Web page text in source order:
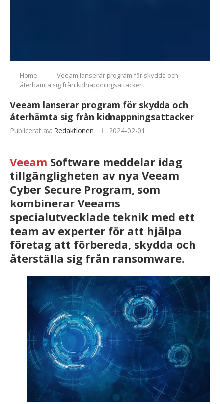
Home -
Veeam lanserar program för skydda och
återhämta sig från kidnappningsattacker
Veeam lanserar program för skydda och
återhämta sig från kidnappningsattacker
Publicerat av: Redaktionen 2024-02-01
Veeam Software meddelar idag
tillgängligheten av nya Veeam
Cyber ​​​​Secure Program, som
kombinerar Veeams
specialutvecklade teknik med ett
team av experter för att hjälpa
företag att förbereda, skydda och
återställa sig från ransomware.